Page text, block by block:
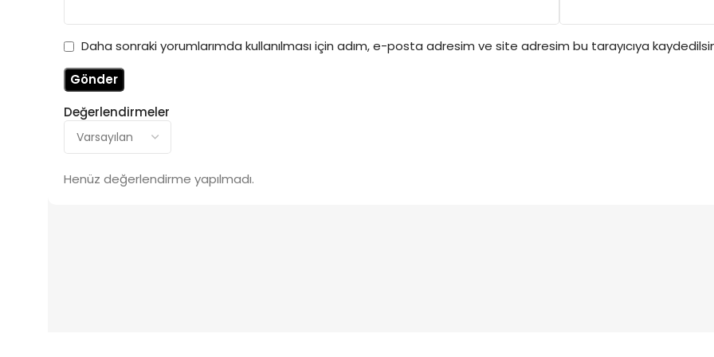
Değerlendirmeler
Henüz değerlendirme yapılmadı.
Daha sonraki yorumlarımda kullanılması için adım, e-posta adresim ve site adresim bu tarayıcıya